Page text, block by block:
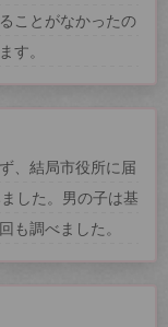
ことがなかったの
す。
、結局市役所に届
した。男の子は基
も調べました。